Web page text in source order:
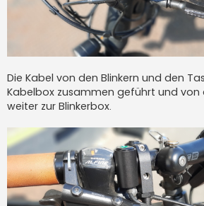
Die Kabel von den Blinkern und den
Kabelbox zusammen geführt und von
weiter zur Blinkerbox.